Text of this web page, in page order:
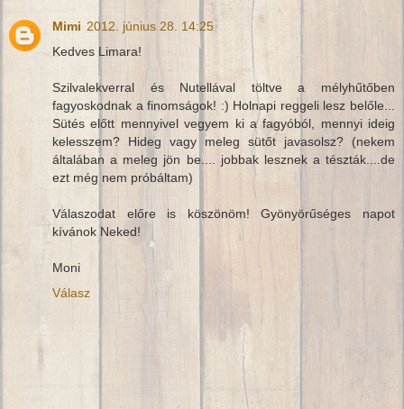
Mimi 2012. június 28. 14:25
Kedves Limara!
Szilvalekverral és Nutellával töltve a mélyhűtőben
fagyoskodnak a finomságok! :) Holnapi reggeli lesz belőle...
Sütés előtt mennyivel vegyem ki a fagyóból, mennyi ideig
kelesszem? Hideg vagy meleg sütőt javasolsz? (nekem
általában a meleg jön be.... jobbak lesznek a tészták....de
ezt még nem próbáltam)
Válaszodat előre is köszönöm! Gyönyörűséges napot
kívánok Neked!
Moni
Válasz